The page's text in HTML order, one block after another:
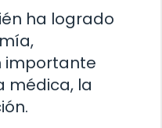
ha logrado
importante
médica, la